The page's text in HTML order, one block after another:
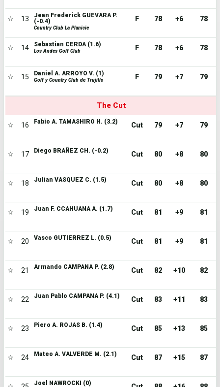
☆ 13
Jean Frederick GUEVARA P.
(-0.4)
Country Club La Planicie
F 78 +6 78
☆ 14 Sebastian CERDA (1.6)
Los Andes Golf Club F 78 +6 78
☆ 15 Daniel A. ARROYO V. (1)
Golf y Country Club de Trujillo F 79 +7 79
The Cut
☆ 16 Fabio A. TAMASHIRO H. (3.2) Cut 79 +7 79
☆ 17 Diego BRAÑEZ CH. (-0.2) Cut 80 +8 80
☆ 18 Julian VASQUEZ C. (1.5) Cut 80 +8 80
☆ 19 Juan F. CCAHUANA A. (1.7) Cut 81 +9 81
☆ 20 Vasco GUTIERREZ L. (0.5) Cut 81 +9 81
☆ 21 Armando CAMPANA P. (2.8) Cut 82 +10 82
☆ 22 Juan Pablo CAMPANA P. (4.1) Cut 83 +11 83
☆ 23 Piero A. ROJAS B. (1.4) Cut 85 +13 85
☆ 24 Mateo A. VALVERDE M. (2.1) Cut 87 +15 87
Joel NAWROCKI (0)